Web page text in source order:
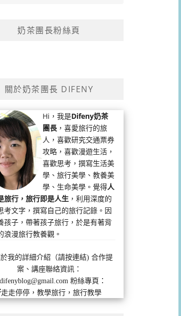
奶茶團長粉絲頁
關於奶茶團長 DIFENY
Hi，我是Difeny奶茶
團長 ，喜愛旅行的旅
人，喜歡研究交通票券
攻略，喜歡漫遊生活，
喜歡思考，撰寫生活美
學、旅行美學、教養美
學、生命美學。覺得人
旅行，旅行即是人生 ，利用深度的
考文字，撰寫自己的旅行記錄。因
孩子，帶著孩子旅行，於是有著背
浪漫旅行教養觀。
於我的詳細介紹（請按連結) 合作提
案、講座聯絡資訊：
粉絲專頁：
走走停停，教學旅行，旅行教學